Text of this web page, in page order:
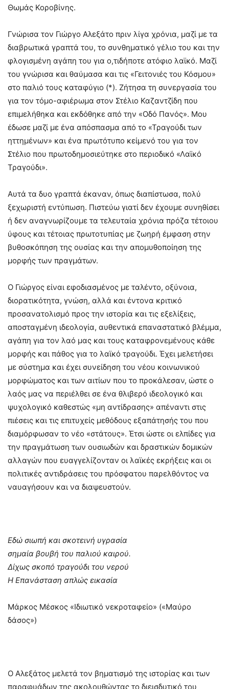
Θωμάς Κοροβίνης.
Γνώρισα τον Γιώργο Αλεξάτο πριν λίγα χρόνια, μαζί με τα
διαβρωτικά γραπτά του, το συνθηματικό γέλιο του και την
φλογισμένη αγάπη του για ο,τιδήποτε ατόφιο λαϊκό. Μαζί
του γνώρισα και θαύμασα και τις «Γειτονιές του Κόσμου»
στο παλιό τους καταφύγιο (*). Ζήτησα τη συνεργασία του
για τον τόμο-αφιέρωμα στον Στέλιο Καζαντζίδη που
επιμελήθηκα και εκδόθηκε από την «Οδό Πανός». Μου
έδωσε μαζί με ένα απόσπασμα από το «Τραγούδι των
ηττημένων» και ένα πρωτότυπο κείμενό του για τον
Στέλιο που πρωτοδημοσιεύτηκε στο περιοδικό «Λαϊκό
Τραγούδι».
Αυτά τα δυο γραπτά έκαναν, όπως διαπίστωσα, πολύ
ξεχωριστή εντύπωση. Πιστεύω γιατί δεν έχουμε συνηθίσει
ή δεν αναγνωρίζουμε τα τελευταία χρόνια πρόζα τέτοιου
ύφους και τέτοιας πρωτοτυπίας με ζωηρή έμφαση στην
βυθοσκόπηση της ουσίας και την απομυθοποίηση της
μορφής των πραγμάτων.
Ο Γιώργος είναι εφοδιασμένος με ταλέντο, οξύνοια,
διορατικότητα, γνώση, αλλά και έντονα κριτικό
προσανατολισμό προς την ιστορία και τις εξελίξεις,
αποσταγμένη ιδεολογία, αυθεντικά επαναστατικό βλέμμα,
αγάπη για τον λαό μας και τους καταφρονεμένους κάθε
μορφής και πάθος για το λαϊκό τραγούδι. Έχει μελετήσει
με σύστημα και έχει συνείδηση του νέου κοινωνικού
μορφώματος και των αιτίων που το προκάλεσαν, ώστε ο
λαός μας να περιέλθει σε ένα θλιβερό ιδεολογικό και
ψυχολογικό καθεστώς «μη αντίδρασης» απέναντι στις
πιέσεις και τις επιτυχείς μεθόδους εξαπάτησής του που
διαμόρφωσαν το νέο «στάτους». Έτσι ώστε οι ελπίδες για
την πραγμάτωση των ουσιωδών και δραστικών δομικών
αλλαγών που ευαγγελίζονταν οι λαϊκές εκρήξεις και οι
πολιτικές αντιδράσεις του πρόσφατου παρελθόντος να
ναυαγήσουν και να διαψευστούν.
Εδώ σιωπή και σκοτεινή υγρασία
σημαία βουβή του παλιού καιρού.
Δίχως σκοπό τραγούδι του νερού
Η Επανάσταση απλώς εικασία
Μάρκος Μέσκος «Ιδιωτικό νεκροταφείο» («Μαύρο
δάσος»)
Ο Αλεξάτος μελετά τον βηματισμό της ιστορίας και των
παραφυάδων της ακολουθώντας το διεισδυτικό του